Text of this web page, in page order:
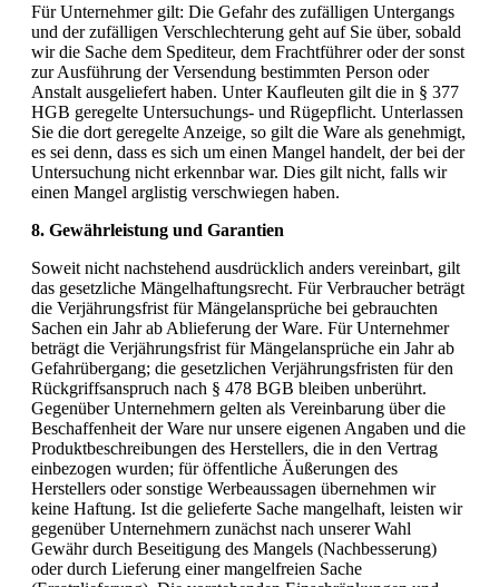
Für Unternehmer gilt: Die Gefahr des zufälligen Untergangs
und der zufälligen Verschlechterung geht auf Sie über, sobald
wir die Sache dem Spediteur, dem Frachtführer oder der sonst
zur Ausführung der Versendung bestimmten Person oder
Anstalt ausgeliefert haben. Unter Kaufleuten gilt die in § 377
HGB geregelte Untersuchungs- und Rügepflicht. Unterlassen
Sie die dort geregelte Anzeige, so gilt die Ware als genehmigt,
es sei denn, dass es sich um einen Mangel handelt, der bei der
Untersuchung nicht erkennbar war. Dies gilt nicht, falls wir
einen Mangel arglistig verschwiegen haben.
8. Gewährleistung und Garantien
Soweit nicht nachstehend ausdrücklich anders vereinbart, gilt
das gesetzliche Mängelhaftungsrecht. Für Verbraucher beträgt
die Verjährungsfrist für Mängelansprüche bei gebrauchten
Sachen ein Jahr ab Ablieferung der Ware. Für Unternehmer
beträgt die Verjährungsfrist für Mängelansprüche ein Jahr ab
Gefahrübergang; die gesetzlichen Verjährungsfristen für den
Rückgriffsanspruch nach § 478 BGB bleiben unberührt.
Gegenüber Unternehmern gelten als Vereinbarung über die
Beschaffenheit der Ware nur unsere eigenen Angaben und die
Produktbeschreibungen des Herstellers, die in den Vertrag
einbezogen wurden; für öffentliche Äußerungen des
Herstellers oder sonstige Werbeaussagen übernehmen wir
keine Haftung. Ist die gelieferte Sache mangelhaft, leisten wir
gegenüber Unternehmern zunächst nach unserer Wahl
Gewähr durch Beseitigung des Mangels (Nachbesserung)
oder durch Lieferung einer mangelfreien Sache